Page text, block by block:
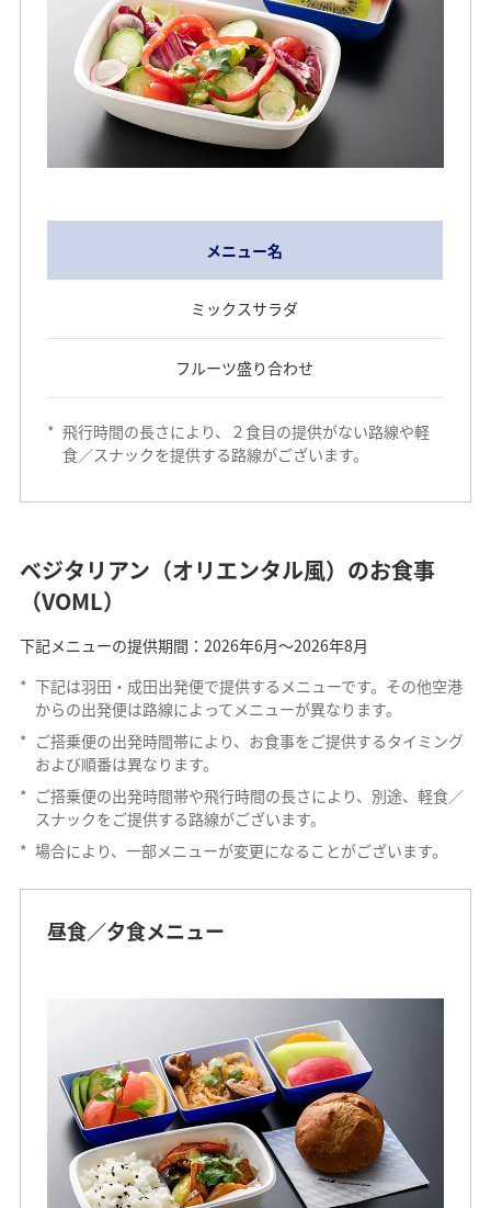
メニュー名
ミックスサラダ
フルーツ盛り合わせ
* 飛行時間の長さにより、２食目の提供がない路線や軽
食／スナックを提供する路線がございます。
ベジタリアン（オリエンタル風）のお食事
（VOML）
下記メニューの提供期間：2026年6月～2026年8月
* 下記は羽田・成田出発便で提供するメニューです。その他空港
からの出発便は路線によってメニューが異なります。
* ご搭乗便の出発時間帯により、お食事をご提供するタイミング
および順番は異なります。
* ご搭乗便の出発時間帯や飛行時間の長さにより、別途、軽食／
スナックをご提供する路線がございます。
* 場合により、一部メニューが変更になることがございます。
昼食／夕食メニュー